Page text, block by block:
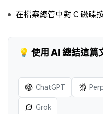
在檔案總管中對 C 磁碟
💡 使用 AI 總結這篇
ChatGPT
Grok